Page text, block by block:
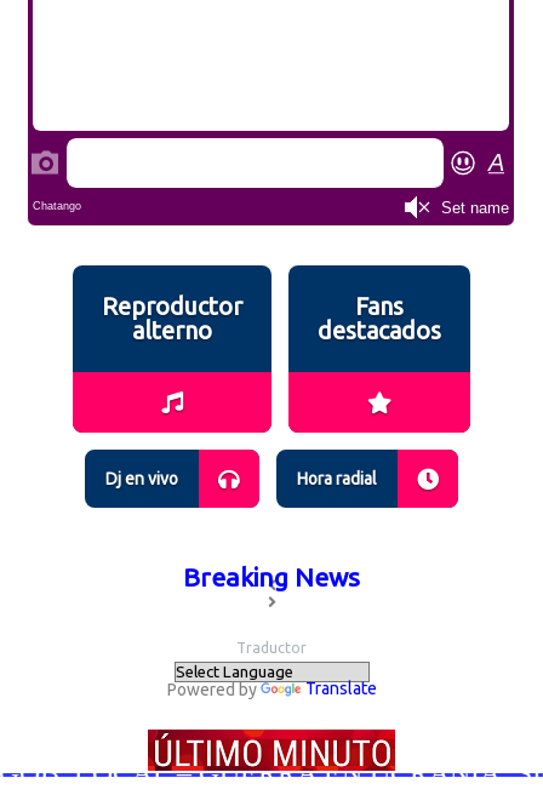
Reproductor
alterno
Fans
destacados
Dj en vivo Hora radial
Breaking News
Traductor
Powered by Translate
– GUERRA EN UCRANIA;